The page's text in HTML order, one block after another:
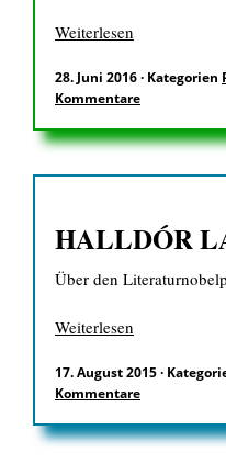
EN
Suchen
Weiterlesen
28. Juni 2016· Kategorien
Kommentare
HALLDÓR
Über den
Weiterlesen
17. August 2015·
Kommentare